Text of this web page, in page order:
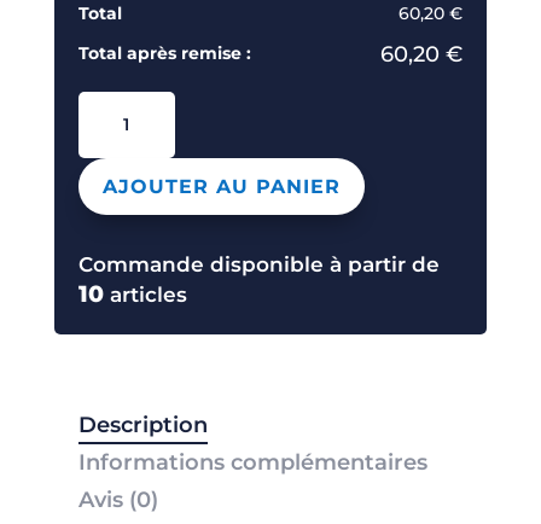
Total
60,20 €
Total après remise :
60,20 €
quantité
BCEXP
BODYWARMER
AJOUTER AU PANIER
Commande disponible à partir de
10articles
Description
Informations complémentaires
Avis (0)